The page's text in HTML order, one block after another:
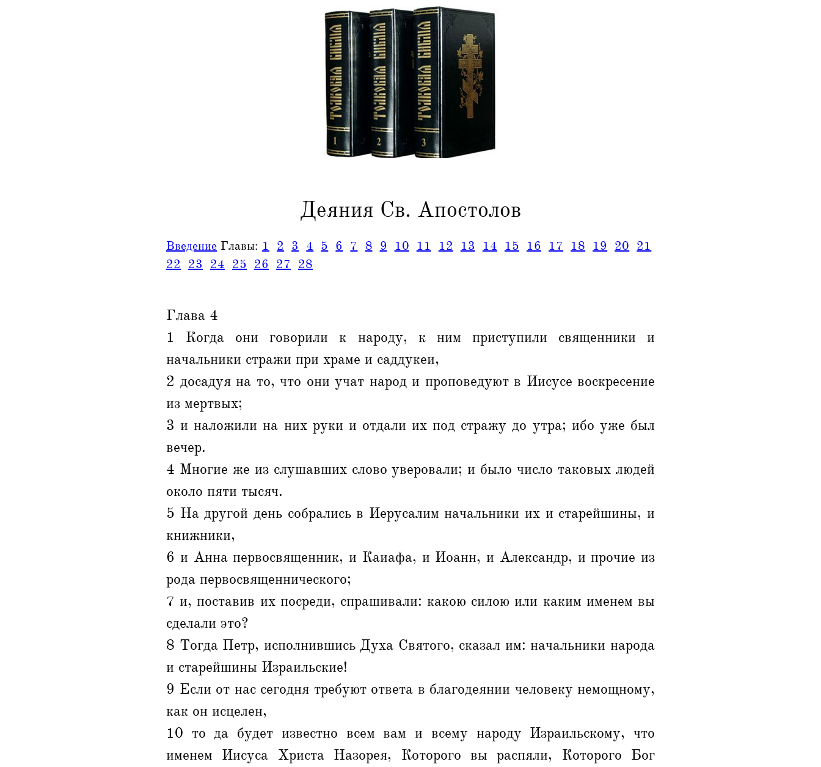
Деяния Св. Апостолов
Введение Главы: 1 2 3 4 5 6 7 8 9 10 11 12 13 14 15 16 17 18 19 20 21
22 23 24 25 26 27 28
Глава 4
1 Когда они говорили к народу, к ним приступили священники и
начальники стражи при храме и саддукеи,
2 досадуя на то, что они учат народ и проповедуют в Иисусе воскресение
из мертвых;
3 и наложили на них руки и отдали их под стражу до утра; ибо уже был
вечер.
4 Многие же из слушавших слово уверовали; и было число таковых людей
около пяти тысяч.
5 На другой день собрались в Иерусалим начальники их и старейшины, и
книжники,
6 и Анна первосвященник, и Каиафа, и Иоанн, и Александр, и прочие из
рода первосвященнического;
7 и, поставив их посреди, спрашивали: какою силою или каким именем вы
сделали это?
8 Тогда Петр, исполнившись Духа Святого, сказал им: начальники народа
и старейшины Израильские!
9 Если от нас сегодня требуют ответа в благодеянии человеку немощному,
как он исцелен,
10 то да будет известно всем вам и всему народу Израильскому, что
именем Иисуса Христа Назорея, Которого вы распяли, Которого Бог